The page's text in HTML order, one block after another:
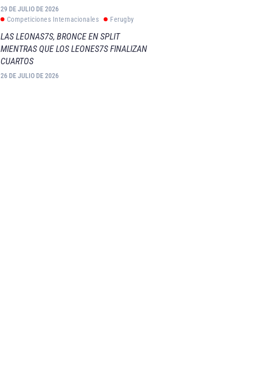
29 DE JULIO DE 2026
Competiciones Internacionales
Ferugby
LAS LEONAS7S, BRONCE EN SPLIT
MIENTRAS QUE LOS LEONES7S FINALIZAN
CUARTOS
26 DE JULIO DE 2026